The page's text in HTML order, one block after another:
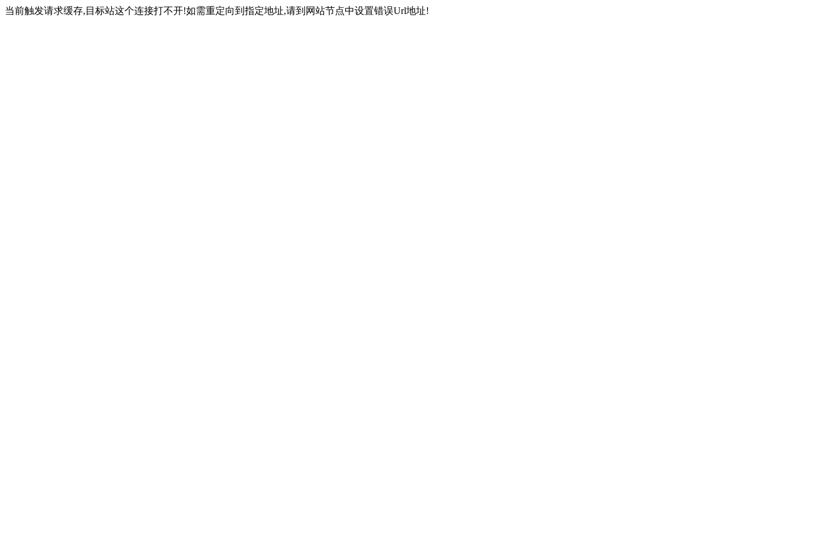
当前触发请求缓存,目标站这个连接打不开!如需重定向到指定地址,请到网站节点中设置错误Url地址!